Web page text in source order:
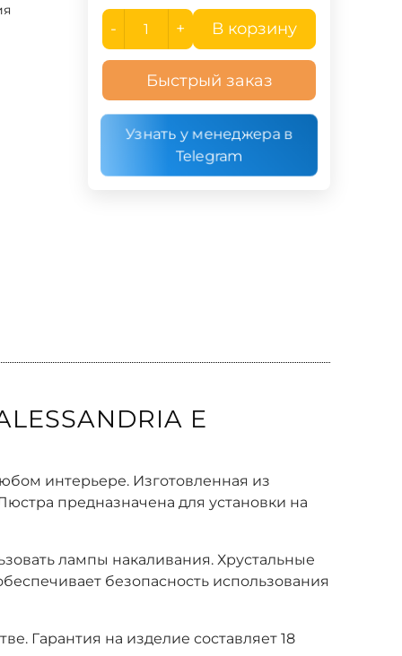
- + В корзину
Быстрый заказ
Узнать у менеджера в
Telegram
E
интерьере. Изготовленная из
предназначена для установки на
лампы накаливания. Хрустальные
безопасность использования
Гарантия на изделие составляет 18